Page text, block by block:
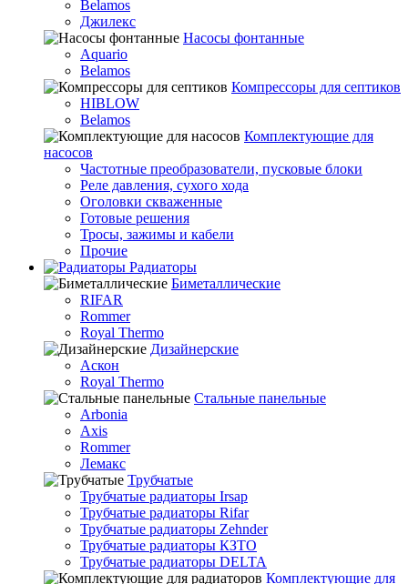
Belamos
Джилекс
Насосы фонтанные
Aquario
Belamos
Компрессоры для септиков
HIBLOW
Belamos
Комплектующие для
насосов
Частотные преобразователи, пусковые блоки
Реле давления, сухого хода
Оголовки скваженные
Готовые решения
Тросы, зажимы и кабели
Прочие
Радиаторы
Биметаллические
RIFAR
Rommer
Royal Thermo
Дизайнерские
Аскон
Royal Thermo
Стальные панельные
Arbonia
Axis
Rommer
Лемакс
Трубчатые
Трубчатые радиаторы Irsap
Трубчатые радиаторы Rifar
Трубчатые радиаторы Zehnder
Трубчатые радиаторы КЗТО
Трубчатые радиаторы DELTA
Комплектующие для